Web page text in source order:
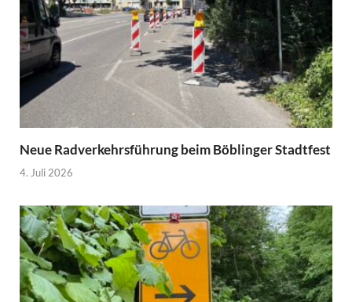
Neue Radverkehrsführung beim Böblinger Stadtfest
4. Juli 2026